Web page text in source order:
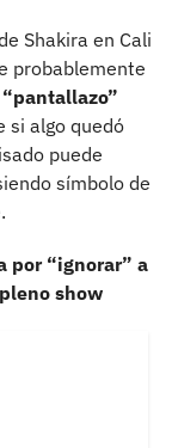
Shakira en Cali
probablemente
si algo quedó
puede
símbolo de
por “ignorar” a
show